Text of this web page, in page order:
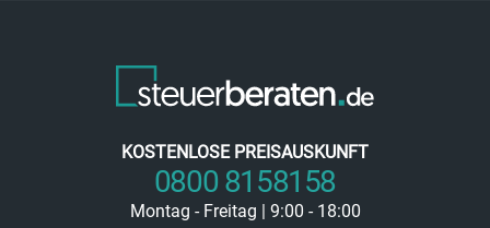
KOSTENLOSE PREISAUSKUNFT
0800 8158158
Montag - Freitag | 9:00 - 18:00